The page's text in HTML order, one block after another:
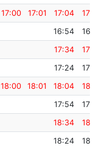
17:00 17:01 17:04
16:54
17:34
17:24
18:00 18:01 18:04
17:54
18:34
18:24